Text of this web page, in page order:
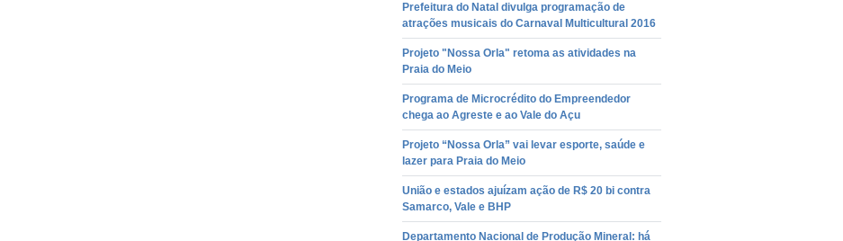
Prefeitura do Natal divulga programação de
atrações musicais do Carnaval Multicultural 2016
Projeto "Nossa Orla" retoma as atividades na
Praia do Meio
Programa de Microcrédito do Empreendedor
chega ao Agreste e ao Vale do Açu
Projeto “Nossa Orla” vai levar esporte, saúde e
lazer para Praia do Meio
União e estados ajuízam ação de R$ 20 bi contra
Samarco, Vale e BHP
Departamento Nacional de Produção Mineral: há